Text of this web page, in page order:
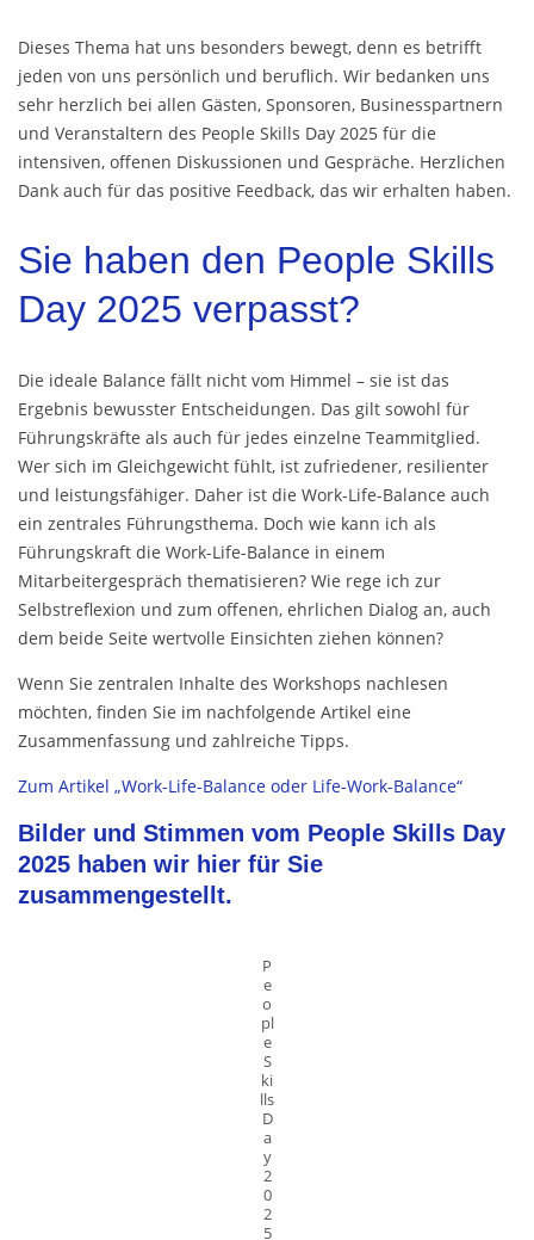
Dieses Thema hat uns besonders bewegt, denn es betrifft
jeden von uns persönlich und beruflich. Wir bedanken uns
sehr herzlich bei allen Gästen, Sponsoren, Businesspartnern
und Veranstaltern des People Skills Day 2025 für die
intensiven, offenen Diskussionen und Gespräche. Herzlichen
Dank auch für das positive Feedback, das wir erhalten haben.
Sie haben den People Skills
Day 2025 verpasst?
Die ideale Balance fällt nicht vom Himmel – sie ist das
Ergebnis bewusster Entscheidungen. Das gilt sowohl für
Führungskräfte als auch für jedes einzelne Teammitglied.
Wer sich im Gleichgewicht fühlt, ist zufriedener, resilienter
und leistungsfähiger. Daher ist die Work-Life-Balance auch
ein zentrales Führungsthema. Doch wie kann ich als
Führungskraft die Work-Life-Balance in einem
Mitarbeitergespräch thematisieren? Wie rege ich zur
Selbstreflexion und zum offenen, ehrlichen Dialog an, auch
dem beide Seite wertvolle Einsichten ziehen können?
Wenn Sie zentralen Inhalte des Workshops nachlesen
möchten, finden Sie im nachfolgende Artikel eine
Zusammenfassung und zahlreiche Tipps.
Zum Artikel „Work-Life-Balance oder Life-Work-Balance“
Bilder und Stimmen vom People Skills Day
2025 haben wir hier für Sie
zusammengestellt.
P
e
o
pl
e
S
ki
lls
D
a
y
2
0
2
5